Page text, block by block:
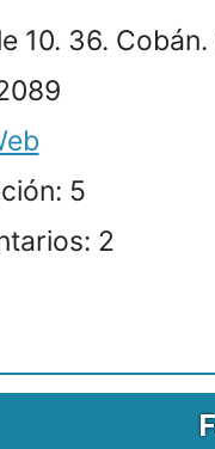
10. 36.
5
2